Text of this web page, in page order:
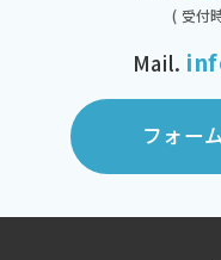
( 受付
Mail.
フォー